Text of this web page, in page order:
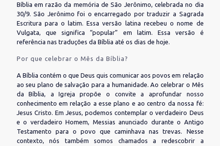
Bíblia em razão da memória de São Jerônimo, celebrada no dia
30/9. São Jerônimo foi o encarregado por traduzir a Sagrada
Escritura para o latim. Essa versão latina recebeu o nome de
Vulgata, que significa “popular” em latim. Essa versão é
referência nas traduções da Bíblia até os dias de hoje.
Por que celebrar o Mês da Bíblia?
A Bíblia contém o que Deus quis comunicar aos povos em relação
ao seu plano de salvação para a humanidade. Ao celebrar o Mês
da Bíblia, a Igreja propõe o convite a aprofundar nosso
conhecimento em relação a esse plano e ao centro da nossa fé:
Jesus Cristo. Em Jesus, podemos contemplar o verdadeiro Deus
e o verdadeiro Homem, Messias anunciado durante o Antigo
Testamento para o povo que caminhava nas trevas. Nesse
contexto, nós também somos chamados a redescobrir a